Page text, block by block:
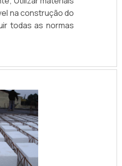
na construção do
todas as normas